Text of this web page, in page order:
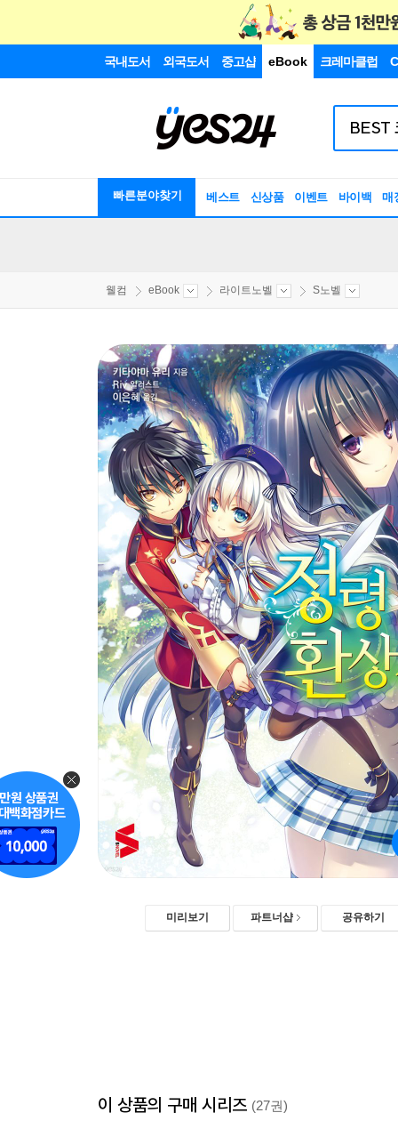
국내도서 외국도서 중고샵 eBook 크레마클럽
빠른분야찾기 베스트 신상품 이벤트 바이백 매
웰컴 eBook 라이트노벨 S노벨
미리보기 파트너샵 공유하기
이 상품의 구매 시리즈 (27권)